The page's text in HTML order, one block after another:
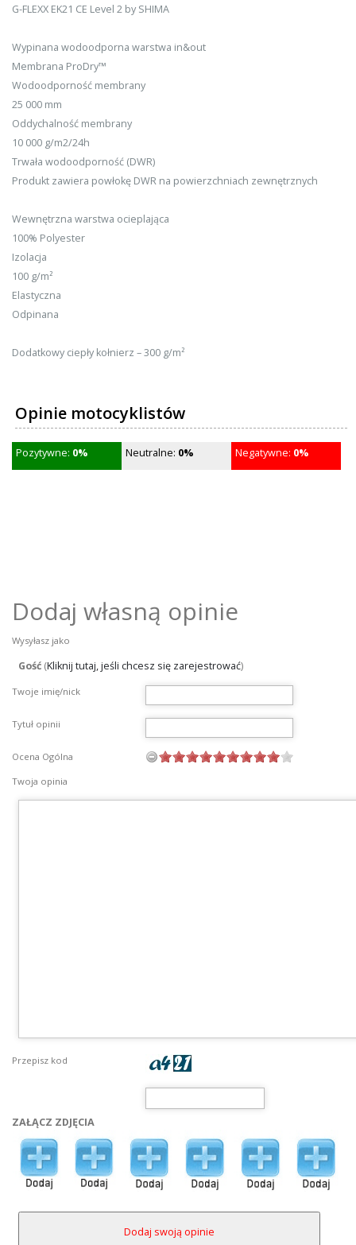
G-FLEXX EK21 CE Level 2 by SHIMA
Wypinana wodoodporna warstwa in&out
Membrana ProDry™
Wodoodporność membrany
25 000 mm
Oddychalność membrany
10 000 g/m2/24h
Trwała wodoodporność (DWR)
Produkt zawiera powłokę DWR na powierzchniach zewnętrznych
Wewnętrzna warstwa ocieplająca
100% Polyester
Izolacja
100 g/m²
Elastyczna
Odpinana
Dodatkowy ciepły kołnierz – 300 g/m²
Opinie motocyklistów
Pozytywne: 0% Neutralne: 0% Negatywne: 0%
Dodaj własną opinie
Wysyłasz jako
Gość (Kliknij tutaj, jeśli chcesz się zarejestrować)
Twoje imię/nick
Tytuł opinii
Ocena Ogólna
Twoja opinia
Przepisz kod
ZAŁĄCZ ZDJĘCIA